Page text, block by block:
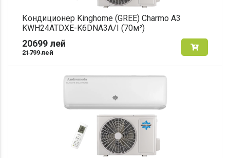
Кондиционер Kinghome (GREE) Charmo A3
KWH24ATDXE-K6DNA3A/I (70м²)
20699 лей
21799лей